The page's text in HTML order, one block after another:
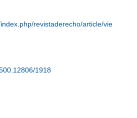
revistaderecho/article/vie
1918